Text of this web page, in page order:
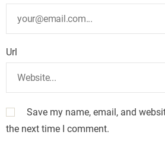
Url
Save my name, email, and
the next time I comment.